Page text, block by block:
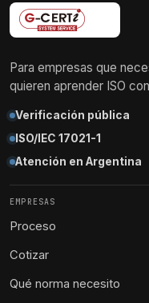
Para empresas que
quieren aprender ISO
Verificación pública
ISO/IEC 17021-1
Atención en Argentina
EMPRESAS
Proceso
Cotizar
Qué norma necesito